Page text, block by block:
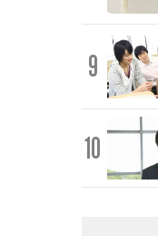
9
10